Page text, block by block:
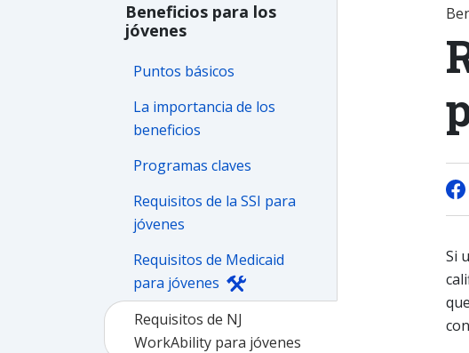
Beneficios para los
jóvenes
Puntos básicos
La importancia de los
beneficios
Programas claves
Requisitos de la SSI para
jóvenes
Requisitos de Medicaid
para jóvenes
Requisitos de NJ
WorkAbility para jóvenes
Si